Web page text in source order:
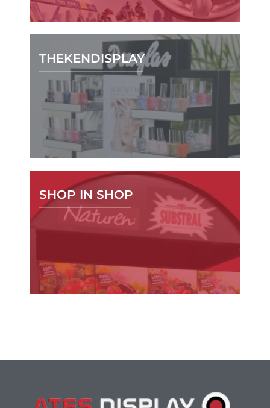
THEKENDISPLAY
SHOP IN SHOP